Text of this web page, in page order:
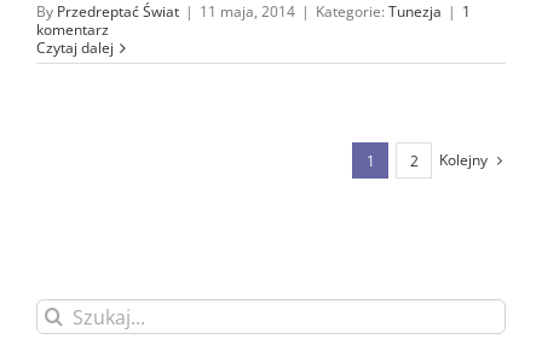
By Przedreptać Świat | 11 maja, 2014 | Kategorie: Tunezja | 1
komentarz
Czytaj dalej
1 2 Kolejny
Szukaj